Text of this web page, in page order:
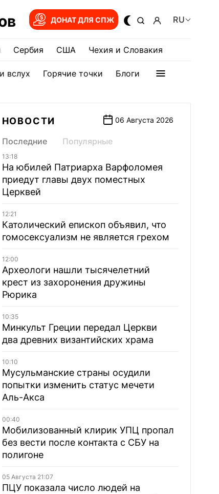
ДОНАТ ДЛЯ СПЖ RU
Сербия США Чехия и Словакия
вслух Горячие точки Блоги
НОВОСТИ 06 Августа 2026
Последние Популярные
13:18
На юбилей Патриарха Варфоломея
приедут главы двух поместных
Церквей
12:21
Католический епископ объявил, что
гомосексуализм не является грехом
12:00
Археологи нашли тысячелетний
крест из захоронения дружины
Рюрика
10:35
Минкульт Греции передал Церкви
два древних византийских храма
10:10
Мусульманские страны осудили
попытки изменить статус мечети
Аль-Акса
00:40
Мобилизованный клирик УПЦ пропал
без вести после контакта с СБУ на
полигоне
05 Августа 21:07
ПЦУ показала число людей на